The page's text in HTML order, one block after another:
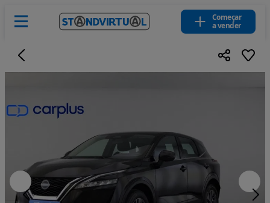
Começar
a vender